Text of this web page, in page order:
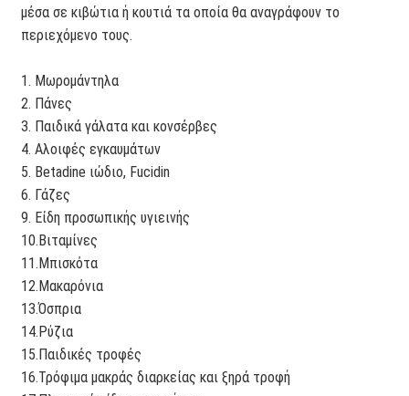
μέσα σε κιβώτια ή κουτιά τα οποία θα αναγράφουν το
περιεχόμενο τους.
1. Μωρομάντηλα
2. Πάνες
3. Παιδικά γάλατα και κονσέρβες
4. Αλοιφές εγκαυμάτων
5. Betadine ιώδιο, Fucidin
6. Γάζες
9. Είδη προσωπικής υγιεινής
10.Βιταμίνες
11.Μπισκότα
12.Μακαρόνια
13.Όσπρια
14.Ρύζια
15.Παιδικές τροφές
16.Τρόφιμα μακράς διαρκείας και ξηρά τροφή